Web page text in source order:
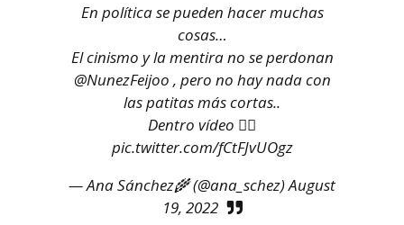
En política se pueden hacer muchas
cosas…
El cinismo y la mentira no se perdonan
@NunezFeijoo , pero no hay nada con
las patitas más cortas..
Dentro vídeo 👇🏻
pic.twitter.com/fCtFJvUOgz
— Ana Sánchez🌾 (@ana_schez)August
19, 2022